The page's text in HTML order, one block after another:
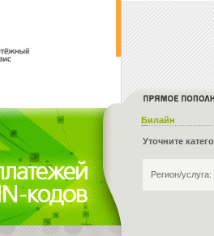
Билайн
Уточните
Регион/услуга: